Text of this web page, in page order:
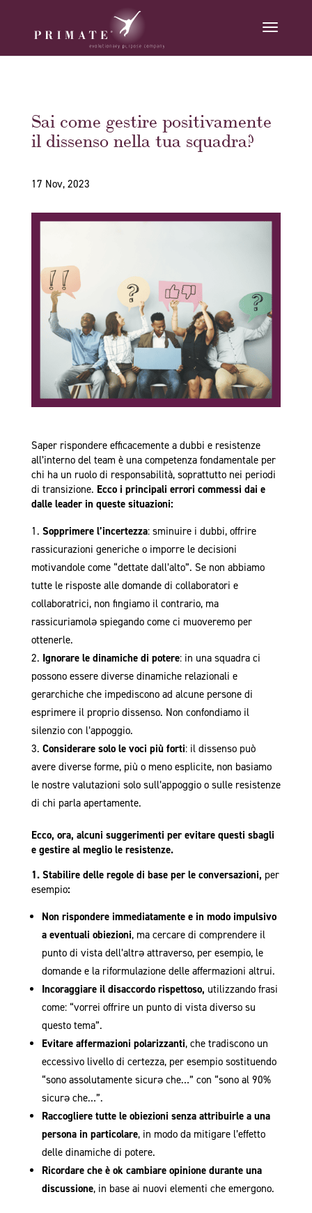
Sai come gestire positivamente
il dissenso nella tua squadra?
17 Nov, 2023
Saper rispondere efficacemente a dubbi e resistenze
all’interno del team è una competenza fondamentale per
chi ha un ruolo di responsabilità, soprattutto nei periodi
di transizione. Ecco i principali errori commessi dai e
dalle leader in queste situazioni:
Sopprimere l’incertezza: sminuire i dubbi, offrire
rassicurazioni generiche o imporre le decisioni
motivandole come “dettate dall’alto”. Se non abbiamo
tutte le risposte alle domande di collaboratori e
collaboratrici, non fingiamo il contrario, ma
rassicuriamolǝ spiegando come ci muoveremo per
ottenerle.
Ignorare le dinamiche di potere: in una squadra ci
possono essere diverse dinamiche relazionali e
gerarchiche che impediscono ad alcune persone di
esprimere il proprio dissenso. Non confondiamo il
silenzio con l’appoggio.
Considerare solo le voci più forti: il dissenso può
avere diverse forme, più o meno esplicite, non basiamo
le nostre valutazioni solo sull’appoggio o sulle resistenze
di chi parla apertamente.
Ecco, ora, alcuni suggerimenti per evitare questi sbagli
e gestire al meglio le resistenze.
1. Stabilire delle regole di base per le conversazioni, per
esempio:
Non rispondere immediatamente e in modo impulsivo
a eventuali obiezioni, ma cercare di comprendere il
punto di vista dell’altrǝ attraverso, per esempio, le
domande e la riformulazione delle affermazioni altrui.
Incoraggiare il disaccordo rispettoso, utilizzando frasi
come: “vorrei offrire un punto di vista diverso su
questo tema”.
Evitare affermazioni polarizzanti, che tradiscono un
eccessivo livello di certezza, per esempio sostituendo
“sono assolutamente sicurǝ che…” con “sono al 90%
sicurǝ che…”.
Raccogliere tutte le obiezioni senza attribuirle a una
persona in particolare, in modo da mitigare l’effetto
delle dinamiche di potere.
Ricordare che è ok cambiare opinione durante una
discussione, in base ai nuovi elementi che emergono.